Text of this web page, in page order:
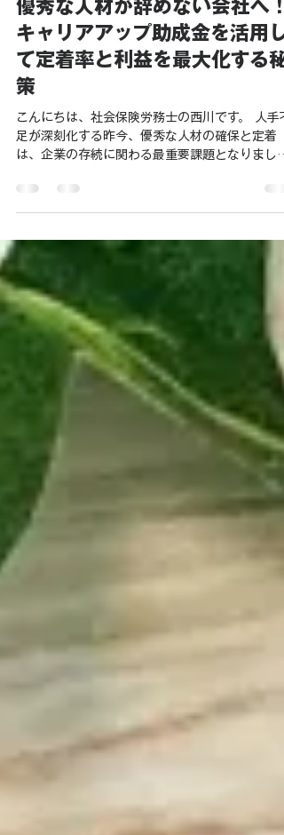
助成金
優秀な人材が辞めない会社へ！
キャリアアップ助成金を活用し
て定着率と利益を最大化する秘
策
た。 「せっかく採用してもすぐに辞めてしまう
んな悩みを抱える経営者の皆様に、ぜひ活用して
いただきたい強力なツールがあります。 それが、
厚生労働省が管轄する「キャリアアップ助成金」
です。 今回は、非正規雇用労働者の未来を切り
き、同時に会社の成長を加速させるこの助成金の
魅力について、専門家の視点から徹底解説します
1. キャリアアップ助成金とは？ 「キャリアアッ
助成金」とは、有期雇用労働者（期間契約社
員）、短時間労働者（パート・アルバイト）、派
遣労働者といった、いわゆる「非正規雇用労働
者」の企業内でのキャリアアップを促進する取り
組みを実施した事業主に対して助成される制度で
す。 簡単に言えば、「働く人の待遇を良くして、
成長を後押しする会社を国が全力でキャッシュバ
ック支援します」という制度。単なる返済不要の